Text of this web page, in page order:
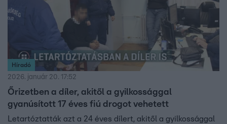
Híradó
2026. január 20. 17:52
Őrizetben a díler, akitől a gyilkossággal
gyanúsított 17 éves fiú drogot vehetett
Letartóztatták azt a 24 éves dílert, akitől a gyilkossággal